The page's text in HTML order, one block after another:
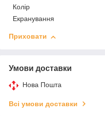
Колір
Екранування
Приховати
Умови доставки
Нова Пошта
Всі умови доставки